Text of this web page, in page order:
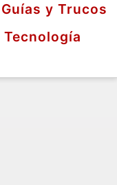
Guías y Trucos
Tecnología